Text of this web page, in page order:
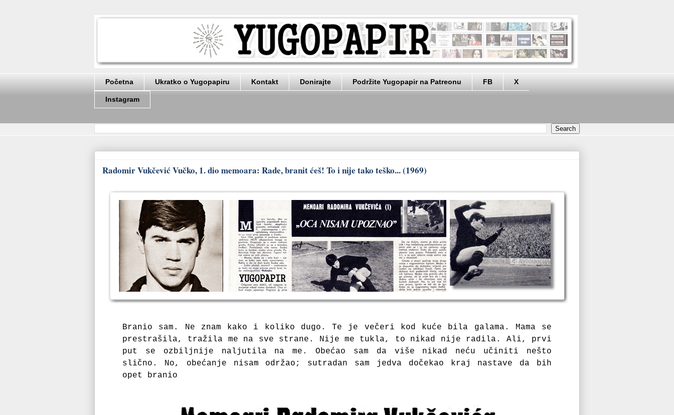
Početna Ukratko o Yugopapiru Kontakt Donirajte Podržite Yugopapir na Patreonu FB X
Instagram
Radomir Vukčević Vučko, 1. dio memoara: Rade, branit ćeš! To i nije tako teško... (1969)
Branio sam. Ne znam kako i koliko dugo. Te je večeri kod kuće bila galama.
Mama se
prestrašila, tražila me na sve strane. Nije me tukla, to nikad nije radila. Ali, prvi
put se ozbiljnije naljutila na me.Obećao sam da više nikad neću učiniti nešto
slično.
No, obećanje nisam održao; sutradan sam jedva dočekao kraj nastave da bih
opet branio